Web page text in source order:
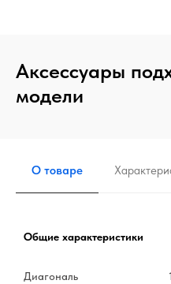
Аксессуары
модели
О товаре
Общие характеристики
Диагональ